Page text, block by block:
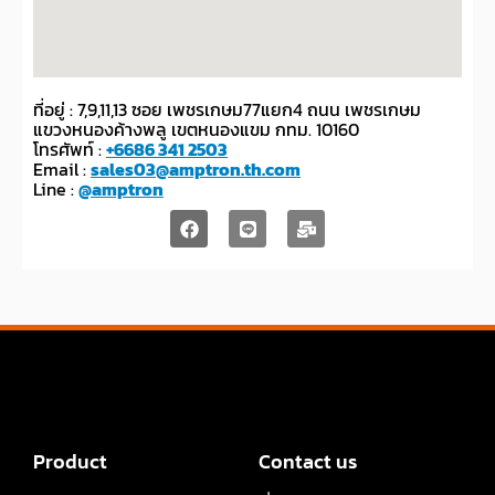
ที่อยู่ : 7,9,11,13 ซอย เพชรเกษม77แยก4 ถนน เพชรเกษม
แขวงหนองค้างพลู เขตหนองแขม กทม. 10160
โทรศัพท์ :+6686 341 2503
Email :sales03@amptron.th.com
Line :@amptron
Product
Contact us